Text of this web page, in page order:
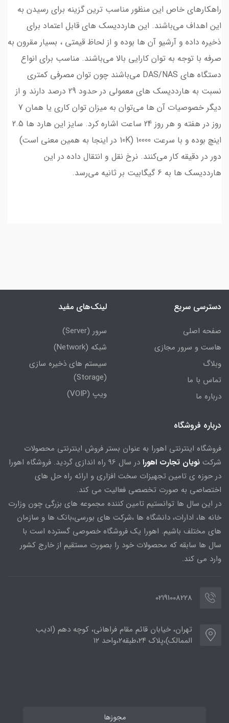
راهکارهای خاص این منظور مناسب ترین گزینه برای رسیدن به
این اهداف ‌می‌باشند. این هارددیسک های قابل اعتماد برای
ذخیره داده و آرشیو آن ها بوده و از لحاظ قیمتی ، بسیار مقرون به
صرفه با توجه به توان کارایی بالا ‌می‌باشند. مناسب برای انواع
دستگاه های DAS/NAS ‌می‌باشند چون توان مصرفی کمتری
نسبت به هارددیسک های معمولی در حدود 29 درصد دارند و از
دیگر خصوصیات آن ها ‌می‌توان به میزان توان کاری یا همان 7
روز در هفته و هر روز 24 ساعت اشاره کرد. سایز این هارد ها 2.5
اینچ بوده و با سرعت 10000 (10K در اینجا به همین معنی است)
دور در دقیقه کار ‌می‌کنند. نرخ نقل و انتقال داده در این
هارددیسک ها به 6 گیگابیت بر ثانیه ‌می‌رسد.
دسترسی سریع
صفحه اصلی
هاست و سرور مجازی
وبلاگ
تماس با ما
درباره ما
لینک‌های مفید
سرور (Server)
شبکه (Network)
سیستم های ذخیره سازی
(Storage)
ویپ (VOIP)
درباره فروشگاه
فروشگاه اینترنتی اهورا به عنوان بستر فروش اینترنتی محصولات
شرکت نویان تجارت اهورا
در سال 96 راه اندازی گردید. فروشگاه اهورا
در حوزه ی تامین تجهیزات سخت افزاری و ارائه راه حل های
اختصاصی به صورت تخصصی فعالیت می کند.
در این سال ها توانستیم تامین کننده مجموعه های بزرگی چون وزارت
خانه ها، ادارات، دانشگاه ها ،شرکت های بورسی،بانک ها و سازمان
های مختلف باشیم. اهورا یک فروشگاه خصوصی گسترده است با
سال ها سابقه که محصولات خود را بصورت مستقیم از خارج کشور
وارد می کند.
02191008228
تهران، خیابان قائم مقام فراهانی، کوچه دهم (ادیب
الممالک)،پلاک ۲۴،طبقه۲،واحد ۱۲
مجوزها